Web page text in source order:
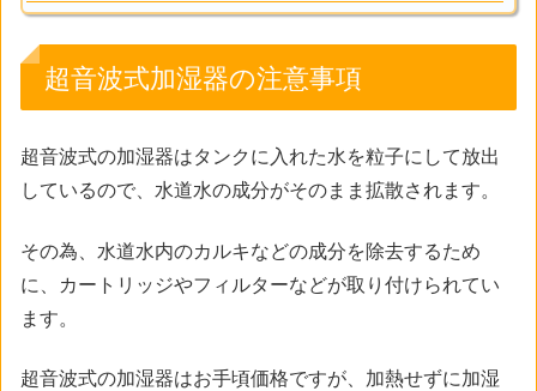
超音波式加湿器の注意事項
超音波式の加湿器はタンクに入れた水を粒子にして放出
しているので、水道水の成分がそのまま拡散されます。
その為、水道水内のカルキなどの成分を除去するため
に、カートリッジやフィルターなどが取り付けられてい
ます。
超音波式の加湿器はお手頃価格ですが、加熱せずに加湿